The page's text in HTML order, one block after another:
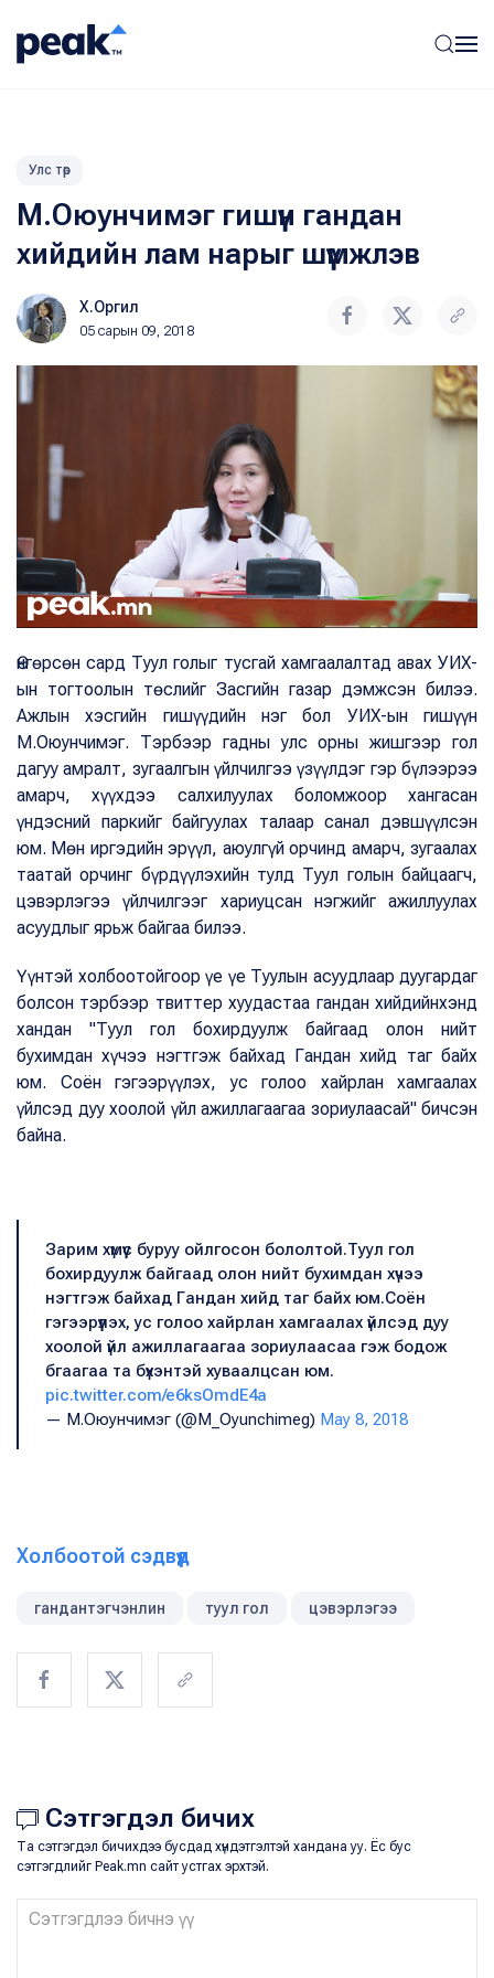
Улс төр
М.Оюунчимэг гишүүн гандан
хийдийн лам нарыг шүүмжлэв
Х.Оргил
05 сарын 09, 2018
Өнгөрсөн сард Туул голыг тусгай хамгаалалтад авах УИХ-
ын тогтоолын төслийг Засгийн газар дэмжсэн билээ.
Ажлын хэсгийн гишүүдийн нэг бол УИХ-ын гишүүн
М.Оюунчимэг. Тэрбээр гадны улс орны жишгээр гол
дагуу амралт, зугаалгын үйлчилгээ үзүүлдэг гэр бүлээрээ
амарч, хүүхдээ салхилуулах боломжоор хангасан
үндэсний паркийг байгуулах талаар санал дэвшүүлсэн
юм. Мөн иргэдийн эрүүл, аюулгүй орчинд амарч, зугаалах
таатай орчинг бүрдүүлэхийн тулд Туул голын байцаагч,
цэвэрлэгээ үйлчилгээг хариуцсан нэгжийг ажиллуулах
асуудлыг ярьж байгаа билээ.
Үүнтэй холбоотойгоор үе үе Туулын асуудлаар дуугардаг
болсон тэрбээр твиттер хуудастаа гандан хийдийнхэнд
хандан "Туул гол бохирдуулж байгаад олон нийт
бухимдан хүчээ нэгтгэж байхад Гандан хийд таг байх
юм. Соён гэгээрүүлэх, ус голоо хайрлан хамгаалах
үйлсэд дуу хоолой үйл ажиллагаагаа зориулаасай" бичсэн
байна.
Зарим хүмүүс буруу ойлгосон бололтой.Туул гол
бохирдуулж байгаад олон нийт бухимдан хүчээ
нэгтгэж байхад Гандан хийд таг байх юм.Соён
гэгээрүүлэх, ус голоо хайрлан хамгаалах үйлсэд дуу
хоолой үйл ажиллагаагаа зориулаасаа гэж бодож
бгаагаа та бүхэнтэй хуваалцсан юм.
pic.twitter.com/e6ksOmdE4a
— М.Оюунчимэг (@M_Oyunchimeg) May 8, 2018
Холбоотой сэдвүүд
гандантэгчэнлин туул гол цэвэрлэгээ
Сэтгэгдэл бичих
Та сэтгэгдэл бичихдээ бусдад хүндэтгэлтэй хандана уу. Ёс бус
сэтгэгдлийг Peak.mn сайт устгах эрхтэй.